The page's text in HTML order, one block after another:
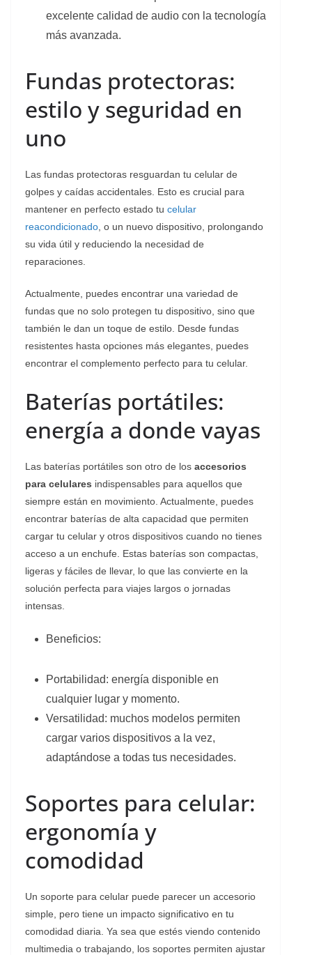
excelente calidad de audio con la tecnología
más avanzada.
Fundas protectoras:
estilo y seguridad en
uno
Las fundas protectoras resguardan tu celular de
golpes y caídas accidentales. Esto es crucial para
mantener en perfecto estado tu celular
reacondicionado , o un nuevo dispositivo, prolongando
su vida útil y reduciendo la necesidad de
reparaciones.
Actualmente, puedes encontrar una variedad de
fundas que no solo protegen tu dispositivo, sino que
también le dan un toque de estilo. Desde fundas
resistentes hasta opciones más elegantes, puedes
encontrar el complemento perfecto para tu celular.
Baterías portátiles:
energía a donde vayas
Las baterías portátiles son otro de los accesorios
para celulares indispensables para aquellos que
siempre están en movimiento. Actualmente, puedes
encontrar baterías de alta capacidad que permiten
cargar tu celular y otros dispositivos cuando no tienes
acceso a un enchufe. Estas baterías son compactas,
ligeras y fáciles de llevar, lo que las convierte en la
solución perfecta para viajes largos o jornadas
intensas.
Beneficios:
Portabilidad: energía disponible en
cualquier lugar y momento.
Versatilidad: muchos modelos permiten
cargar varios dispositivos a la vez,
adaptándose a todas tus necesidades.
Soportes para celular:
ergonomía y
comodidad
Un soporte para celular puede parecer un accesorio
simple, pero tiene un impacto significativo en tu
comodidad diaria. Ya sea que estés viendo contenido
multimedia o trabajando, los soportes permiten ajustar